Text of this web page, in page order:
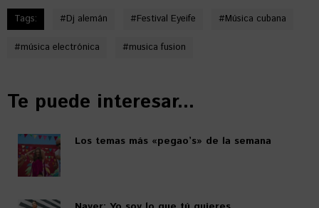
Tags: #Dj alemán #Festival Eyeife #Música cubana
#música electrónica #musica fusion
Te puede interesar...
Los temas más «pegao’s» de la semana